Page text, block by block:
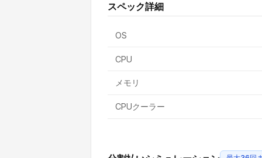
スペック詳細
OS
CPU
メモリ
CPUクーラー